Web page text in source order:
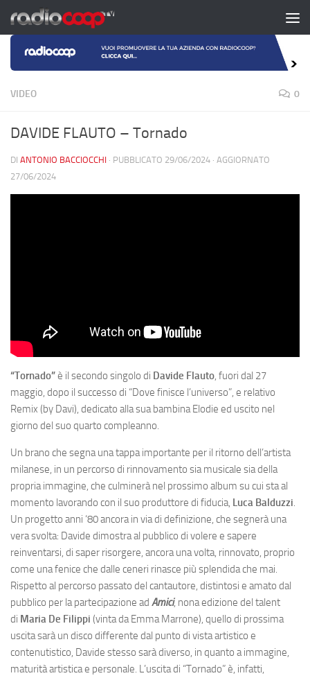
Salta al contenuto
VIDEO 0
DAVIDE FLAUTO – Tornado
DI ANTONIO BACCIOCCHI · PUBBLICATO 29/06/2024 · AGGIORNATO
27/06/2024
“Tornado”è il secondo singolo di Davide Flauto, fuori dal 27
maggio, dopo il successo di “Dove finisce l’universo”, e relativo
Remix (by Davi), dedicato alla sua bambina Elodie ed uscito nel
giorno del suo quarto compleanno.
Un brano che segna una tappa importante per il ritorno dell’artista
milanese, in un percorso di rinnovamento sia musicale sia della
propria immagine, che culminerà nel prossimo album su cui sta al
momento lavorando con il suo produttore di fiducia, Luca Balduzzi.
Un progetto anni ‘80 ancora in via di definizione, che segnerà una
vera svolta: Davide dimostra al pubblico di volere e sapere
reinventarsi, di saper risorgere, ancora una volta, rinnovato, proprio
come una fenice che dalle ceneri rinasce più splendida che mai.
Rispetto al percorso passato del cantautore, distintosi e amato dal
pubblico per la partecipazione ad Amici, nona edizione del talent
di Maria De Filippi (vinta da Emma Marrone), quello di prossima
uscita sarà un disco differente dal punto di vista artistico e
contenutistico, Davide stesso sarà diverso, in quanto a immagine,
maturità artistica e personale. L’uscita di “Tornado” è, infatti,